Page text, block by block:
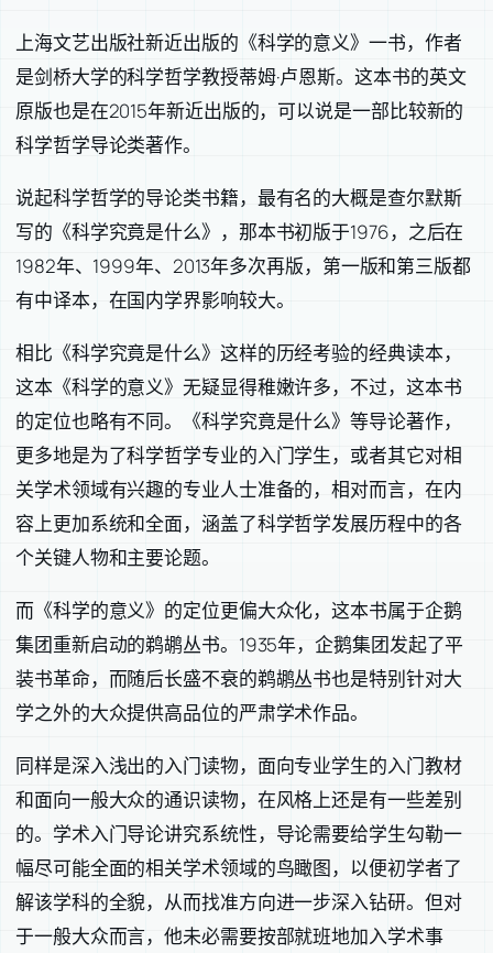
上海文艺出版社新近出版的《科学的意义》一书，作者
是剑桥大学的科学哲学教授蒂姆·卢恩斯。这本书的英文
原版也是在2015年新近出版的，可以说是一部比较新的
科学哲学导论类著作。
说起科学哲学的导论类书籍，最有名的大概是查尔默斯
写的《科学究竟是什么》，那本书初版于1976，之后在
1982年、1999年、2013年多次再版，第一版和第三版都
有中译本，在国内学界影响较大。
相比《科学究竟是什么》这样的历经考验的经典读本，
这本《科学的意义》无疑显得稚嫩许多，不过，这本书
的定位也略有不同。《科学究竟是什么》等导论著作，
更多地是为了科学哲学专业的入门学生，或者其它对相
关学术领域有兴趣的专业人士准备的，相对而言，在内
容上更加系统和全面，涵盖了科学哲学发展历程中的各
个关键人物和主要论题。
而《科学的意义》的定位更偏大众化，这本书属于企鹅
集团重新启动的鹈鹕丛书。1935年，企鹅集团发起了平
装书革命，而随后长盛不衰的鹈鹕丛书也是特别针对大
学之外的大众提供高品位的严肃学术作品。
同样是深入浅出的入门读物，面向专业学生的入门教材
和面向一般大众的通识读物，在风格上还是有一些差别
的。学术入门导论讲究系统性，导论需要给学生勾勒一
幅尽可能全面的相关学术领域的鸟瞰图，以便初学者了
解该学科的全貌，从而找准方向进一步深入钻研。但对
于一般大众而言，他未必需要按部就班地加入学术事